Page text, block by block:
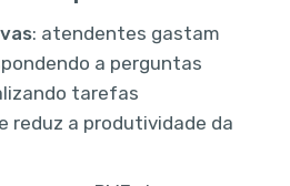
: atendentes gastam
a perguntas
tarefas
reduz a produtividade da